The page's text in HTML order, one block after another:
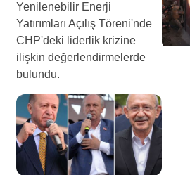
Yenilenebilir Enerji
Yatırımları Açılış Töreni'nde
CHP'deki liderlik krizine
ilişkin değerlendirmelerde
bulundu.